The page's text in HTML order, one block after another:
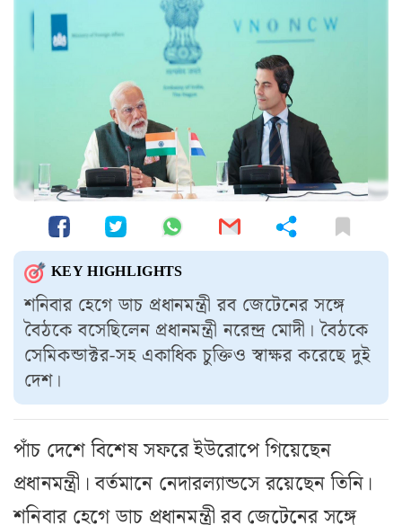
KEY HIGHLIGHTS
শনিবার হেগে ডাচ প্রধানমন্ত্রী রব জেটেনের সঙ্গে
বৈঠকে বসেছিলেন প্রধানমন্ত্রী নরেন্দ্র মোদী। বৈঠকে
সেমিকন্ডাক্টর-সহ একাধিক চুক্তিও স্বাক্ষর করেছে দুই
দেশ।
পাঁচ দেশে বিশেষ সফরে ইউরোপে গিয়েছেন
প্রধানমন্ত্রী। বর্তমানে নেদারল্যান্ডসে রয়েছেন তিনি।
শনিবার হেগে ডাচ প্রধানমন্ত্রী রব জেটেনের সঙ্গে